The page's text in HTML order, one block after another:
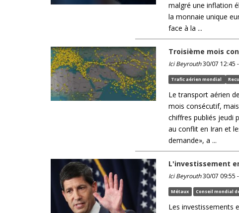
malgré une inflation
la monnaie unique
face à la ...
Troisième mois
Ici Beyrouth30/07 12:45
Trafic aérien mondial
Le transport aérien
mois consécutif,
chiffres publiés jeudi
au conflit en Iran et
demande», a ...
L'investissement
Ici Beyrouth30/07 09:55
Métaux Conseil mondial
Les investissements